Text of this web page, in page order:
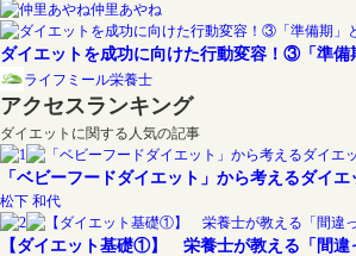
仲里あやね
ダイエットを成功に向けた行動変容！③「準備
ライフミール栄養士
アクセスランキング
ダイエットに関する人気の記事
「ベビーフードダイエット」から考えるダイ
松下 和代
【ダイエット基礎①】 栄養士が教える「間